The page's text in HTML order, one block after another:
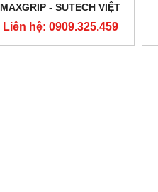
MAXGRIP - SUTECH VIỆT
NAM
Liên hệ: 0909.325.459